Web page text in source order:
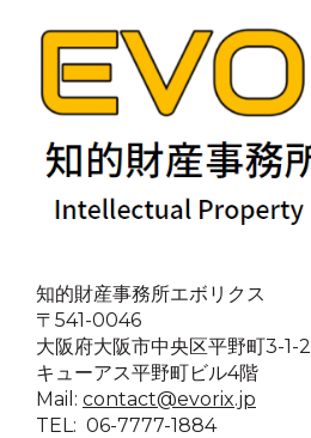
知的財産事務所エボリクス
〒541-0046
大阪府大阪市中央区平野町3-1-2
キューアス平野町ビル4階
Mail: contact@evorix.jp
TEL: 06-7777-1884